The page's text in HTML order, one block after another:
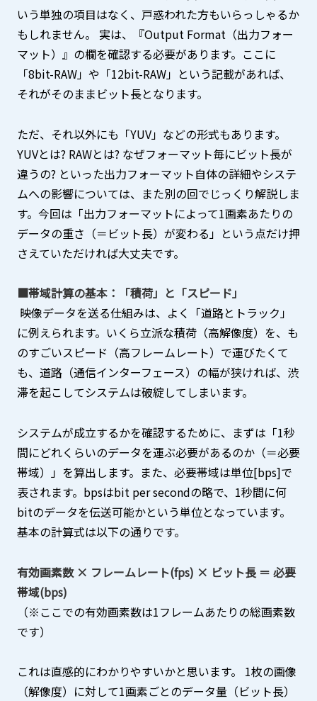
いう単独の項目はなく、戸惑われた方もいらっしゃるか
もしれません。 実は、『Output Format（出力フォー
マット）』の欄を確認する必要があります。ここに
「8bit-RAW」や「12bit-RAW」という記載があれば、
それがそのままビット長となります。
ただ、それ以外にも「YUV」などの形式もあります。
YUVとは? RAWとは? なぜフォーマット毎にビット長が
違うの? といった出力フォーマット自体の詳細やシステ
ムへの影響については、また別の回でじっくり解説しま
す。今回は「出力フォーマットによって1画素あたりの
データの重さ（＝ビット長）が変わる」という点だけ押
さえていただければ大丈夫です。
■帯域計算の基本：「積荷」と「スピード」
映像データを送る仕組みは、よく「道路とトラック」
に例えられます。いくら立派な積荷（高解像度）を、も
のすごいスピード（高フレームレート）で運びたくて
も、道路（通信インターフェース）の幅が狭ければ、渋
滞を起こしてシステムは破綻してしまいます。
システムが成立するかを確認するために、まずは「1秒
間にどれくらいのデータを運ぶ必要があるのか（＝必要
帯域）」を算出します。また、必要帯域は単位[bps]で
表されます。bpsはbit per secondの略で、1秒間に何
bitのデータを伝送可能かという単位となっています。
基本の計算式は以下の通りです。
有効画素数 × フレームレート(fps) × ビット長 ＝ 必要
帯域(bps)
（※ここでの有効画素数は1フレームあたりの総画素数
です）
これは直感的にわかりやすいかと思います。 1枚の画像
（解像度）に対して1画素ごとのデータ量（ビット長）